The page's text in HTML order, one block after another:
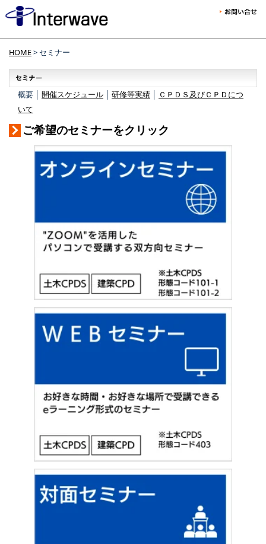
HOME> セミナー
概要 │ 開催スケジュール 研修等実績
ＣＰＤＳ及びＣＰＤにつ
いて
ご希望のセミナーをクリック